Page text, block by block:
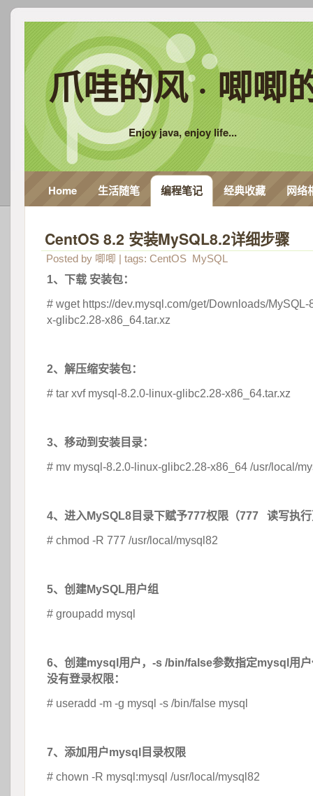
爪哇的风 · 唧唧
Enjoy java, enjoy life...
Home 生活随笔 编程笔记 经典收藏 网络
CentOS 8.2 安装MySQL8.2详细步骤
Posted by 唧唧 | tags: CentOS MySQL
1、下载 安装包：
# wget https://dev.mysql.com/get/Downloads/
x-glibc2.28-x86_64.tar.xz
2、解压缩安装包：
# tar xvf mysql-8.2.0-linux-glibc2.28-x86_64.tar.xz
3、移动到安装目录：
# mv mysql-8.2.0-linux-glibc2.28-x86_64 /usr/local/
4、进入MySQL8目录下赋予777权限（777 读写执
# chmod -R 777 /usr/local/mysql82
5、创建MySQL用户组
# groupadd mysql
6、创建mysql用户，-s /bin/false参数指定mysql用
没有登录权限：
# useradd -m -g mysql -s /bin/false mysql
7、添加用户mysql目录权限
# chown -R mysql:mysql /usr/local/mysql82